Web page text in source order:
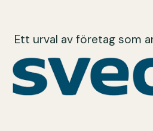
Ett urval av företag som